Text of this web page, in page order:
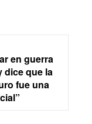
en guerra
dice que la
fue una